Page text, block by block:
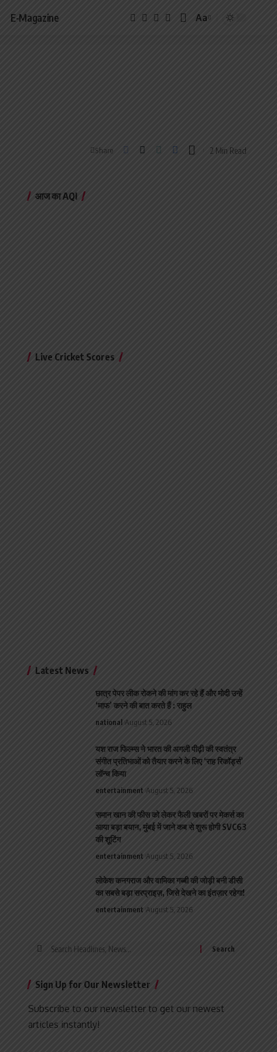
E-Magazine
Font
Aa
Share 2 Min Read
आज का AQI
Live Cricket Scores
Latest News
छात्र पेपर लीक रोकने की मांग कर रहे हैं और मोदी उन्हें
‘माफ’ करने की बात करते हैं : राहुल
national August 5, 2026
यश राज फिल्म्स ने भारत की अगली पीढ़ी की स्वतंत्र
संगीत प्रतिभाओं को तैयार करने के लिए ‘राह रिकॉर्ड्स’
लॉन्च किया
entertainment August 5, 2026
समान खान की फीस को लेकर फैली खबरों पर मेकर्स का
आया बड़ा बयान, मुंबई में जाने कब से शुरू होगी SVC63
की शूटिंग
entertainment August 5, 2026
लोकेश कनगराज और वामिका गब्बी की जोड़ी बनी डीसी
का सबसे बड़ा सरप्राइज़, जिसे देखने का इंतज़ार रहेगा!
entertainment August 5, 2026
Search
Sign Up for Our Newsletter
Subscribe to our newsletter to get our newest
articles instantly!